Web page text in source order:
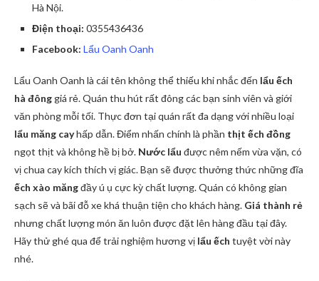
Hà Nội.
Điện thoại: 0355436436
Facebook: Lẩu Oanh Oanh
Lẩu Oanh Oanh là cái tên không thể thiếu khi nhắc đến lẩu ếch
hà đông giá rẻ. Quán thu hút rất đông các bạn sinh viên và giới
văn phòng mỗi tối. Thực đơn tại quán rất đa dạng với nhiều loại
lẩu măng cayhấp dẫn. Điểm nhấn chính là phần thịt ếch đồng
ngọt thịt và không hề bị bở. Nước lẩu được nêm nếm vừa vặn, có
vị chua cay kích thích vị giác. Bạn sẽ được thưởng thức những đĩa
ếch xào măngđầy ú ụ cực kỳ chất lượng. Quán có không gian
sạch sẽ và bãi đỗ xe khá thuận tiện cho khách hàng. Giá thành rẻ
nhưng chất lượng món ăn luôn được đặt lên hàng đầu tại đây.
Hãy thử ghé qua để trải nghiệm hương vị lẩu ếch tuyệt vời này
nhé.